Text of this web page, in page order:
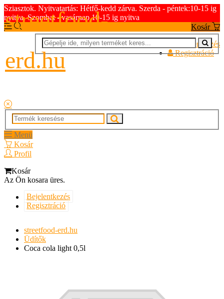
Sziasztok. Nyitvatartás: Hétfő-kedd zárva. Szerda - péntek:10-15 ig
nyitva. Szombat - vasárnap 10-15 ig nyitva
Kosár
Bejelentkezés
Regisztráció
streetfood-
erd.hu
Menü
Kosár
Profil
Kosár
Az Ön kosara üres.
Bejelentkezés
Regisztráció
streetfood-erd.hu
Üdítők
Coca cola light 0,5l